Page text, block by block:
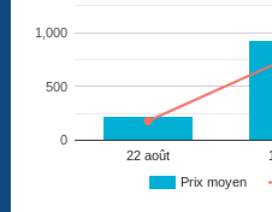
Prix moyen
22 août
0
500
1,000